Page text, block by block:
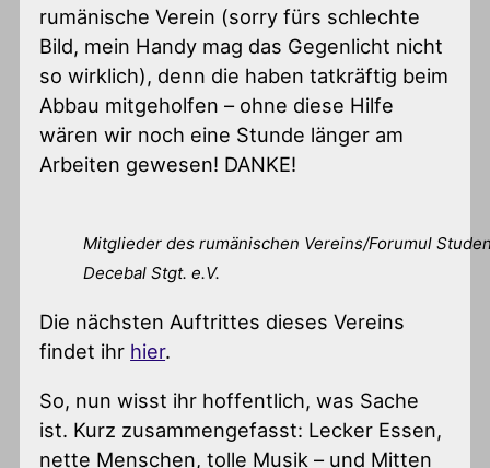
rumänische Verein (sorry fürs schlechte
Bild, mein Handy mag das Gegenlicht nicht
so wirklich), denn die haben tatkräftig beim
Abbau mitgeholfen – ohne diese Hilfe
wären wir noch eine Stunde länger am
Arbeiten gewesen! DANKE!
Mitglieder des rumänischen Vereins/Forumul
Decebal Stgt. e.V.
Die nächsten Auftrittes dieses Vereins
findet ihr hier.
So, nun wisst ihr hoffentlich, was Sache
ist. Kurz zusammengefasst: Lecker Essen,
nette Menschen, tolle Musik – und Mitten